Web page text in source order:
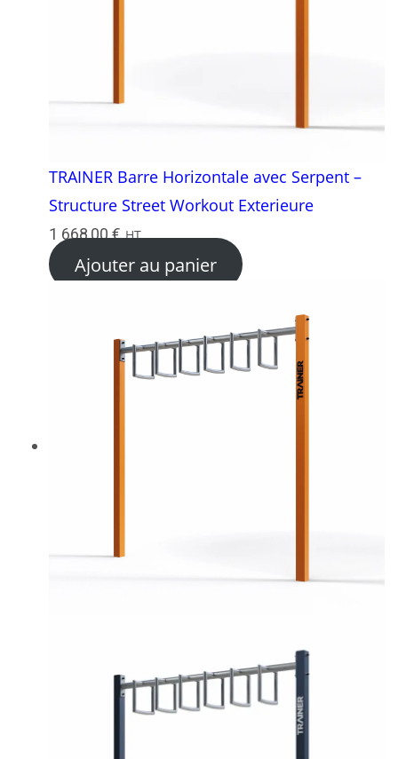
TRAINER Barre Horizontale avec Serpent –
Structure Street Workout Exterieure
1 668,00€ HT
Ajouter au panier